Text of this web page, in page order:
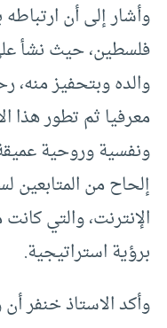
وأشار إلى أن
فلسطين، حيث نشأ
والده وبتحفيز منه،
معرفيا ثم تطور هذا
ونفسية وروحية
إلحاح من المتابعين
الإنترنت، والتي
برؤية استراتيجية.
وأكد الاستاذ خنفر